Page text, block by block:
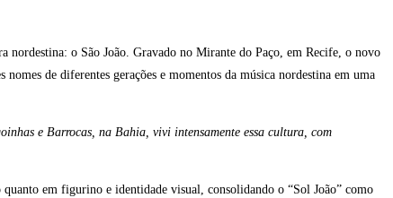
nordestina: o São João. Gravado no Mirante do Paço, em Recife, o novo
de diferentes gerações e momentos da música nordestina em uma
e Barrocas, na Bahia, vivi intensamente essa cultura, com
em figurino e identidade visual, consolidando o “Sol João” como